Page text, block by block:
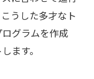
うした多才なト
グラムを作成
ます。